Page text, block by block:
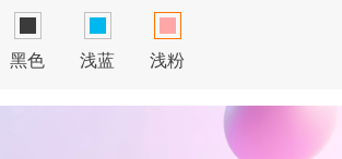
黑色 浅蓝 浅粉